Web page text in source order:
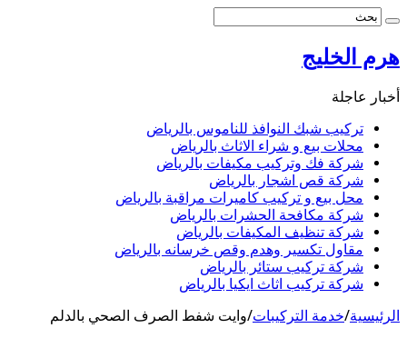
هرم الخليج
أخبار عاجلة
تركيب شبك النوافذ للناموس بالرياض
محلات بيع و شراء الاثاث بالرياض
شركة فك وتركيب مكيفات بالرياض
شركة قص اشجار بالرياض
محل بيع و تركيب كاميرات مراقبة بالرياض
شركة مكافحة الحشرات بالرياض
شركة تنظيف المكيفات بالرياض
مقاول تكسير وهدم وقص خرسانه بالرياض
شركة تركيب ستائر بالرياض
شركة تركيب اثاث ايكيا بالرياض
الرئيسية/خدمة التركيبات/وايت شفط الصرف الصحي بالدلم